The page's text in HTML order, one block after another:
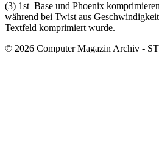
(3) 1st_Base und Phoenix
während bei Twist aus
Textfeld komprimiert wurde.
© 2026 Computer Magazin Archiv -